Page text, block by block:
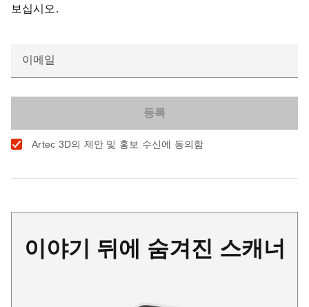
보십시오.
이메일
Artec 3D의 제안 및 홍보 수신에 동의함
이야기 뒤에 숨겨진 스캐너